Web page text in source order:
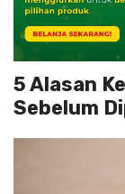
5 Alasan
Sebelum